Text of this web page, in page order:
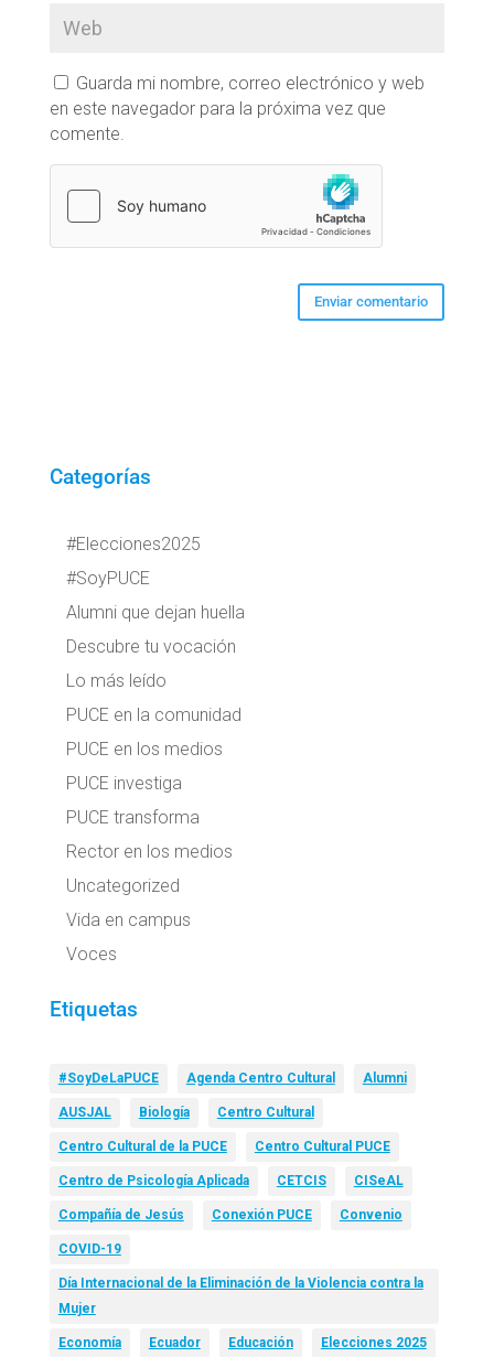
Guarda mi nombre, correo electrónico y web
en este navegador para la próxima vez que
comente.
Categorías
#Elecciones2025
#SoyPUCE
Alumni que dejan huella
Descubre tu vocación
Lo más leído
PUCE en la comunidad
PUCE en los medios
PUCE investiga
PUCE transforma
Rector en los medios
Uncategorized
Vida en campus
Voces
Etiquetas
#SoyDeLaPUCE Agenda Centro Cultural Alumni
AUSJAL Biología Centro Cultural
Centro Cultural de la PUCE Centro Cultural PUCE
Centro de Psicología Aplicada CETCIS CISeAL
Compañía de Jesús Conexión PUCE Convenio
COVID-19
Día Internacional de la Eliminación de la Violencia contra la
Mujer
Economía Ecuador Educación Elecciones 2025